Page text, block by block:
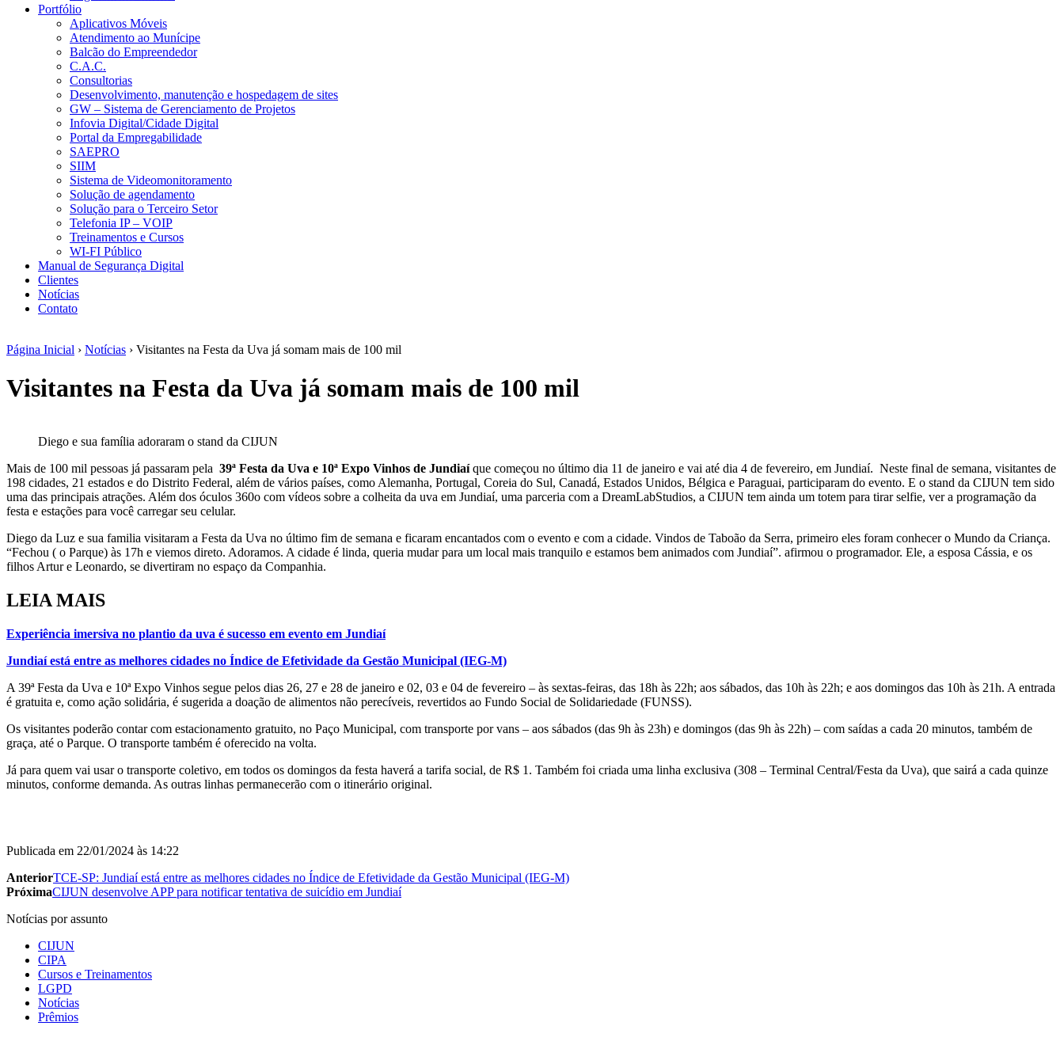
Portfólio
Aplicativos Móveis
Atendimento ao Munícipe
Balcão do Empreendedor
C.A.C.
Consultorias
Desenvolvimento, manutenção e hospedagem de sites
GW – Sistema de Gerenciamento de Projetos
Infovia Digital/Cidade Digital
Portal da Empregabilidade
SAEPRO
SIIM
Sistema de Videomonitoramento
Solução de agendamento
Solução para o Terceiro Setor
Telefonia IP – VOIP
Treinamentos e Cursos
WI-FI Público
Manual de Segurança Digital
Clientes
Notícias
Contato
Página Inicial › Notícias › Visitantes na Festa da Uva já somam mais de 100 mil
Visitantes na Festa da Uva já somam mais de 100 mil
Diego e sua família adoraram o stand da CIJUN
Mais de 100 mil pessoas já passaram pela 39ª Festa da Uva e 10ª Expo Vinhos de Jundiaíque começou no último dia 11 de janeiro e vai até dia 4 de fevereiro, em Jundiaí. Neste final de semana, visitantes de
198 cidades, 21 estados e do Distrito Federal, além de vários países, como Alemanha, Portugal, Coreia do Sul, Canadá, Estados Unidos, Bélgica e Paraguai, participaram do evento. E o stand da CIJUN tem sido
uma das principais atrações. Além dos óculos 360o com vídeos sobre a colheita da uva em Jundiaí, uma parceria com a DreamLabStudios, a CIJUN tem ainda um totem para tirar selfie, ver a programação da
festa e estações para você carregar seu celular.
Diego da Luz e sua familia visitaram a Festa da Uva no último fim de semana e ficaram encantados com o evento e com a cidade. Vindos de Taboão da Serra, primeiro eles foram conhecer o Mundo da Criança.
“Fechou ( o Parque) às 17h e viemos direto. Adoramos. A cidade é linda, queria mudar para um local mais tranquilo e estamos bem animados com Jundiaí”. afirmou o programador. Ele, a esposa Cássia, e os
filhos Artur e Leonardo, se divertiram no espaço da Companhia.
LEIA MAIS
Experiência imersiva no plantio da uva é sucesso em evento em Jundiaí
Jundiaí está entre as melhores cidades no Índice de Efetividade da Gestão Municipal (IEG-M)
A 39ª Festa da Uva e 10ª Expo Vinhos segue pelos dias 26, 27 e 28 de janeiro e 02, 03 e 04 de fevereiro – às sextas-feiras, das 18h às 22h; aos sábados, das 10h às 22h; e aos domingos das 10h às 21h. A entrada
é gratuita e, como ação solidária, é sugerida a doação de alimentos não perecíveis, revertidos ao Fundo Social de Solidariedade (FUNSS).
Os visitantes poderão contar com estacionamento gratuito, no Paço Municipal, com transporte por vans – aos sábados (das 9h às 23h) e domingos (das 9h às 22h) – com saídas a cada 20 minutos, também de
graça, até o Parque. O transporte também é oferecido na volta.
Já para quem vai usar o transporte coletivo, em todos os domingos da festa haverá a tarifa social, de R$ 1. Também foi criada uma linha exclusiva (308 – Terminal Central/Festa da Uva), que sairá a cada quinze
minutos, conforme demanda. As outras linhas permanecerão com o itinerário original.
Publicada em 22/01/2024 às 14:22
AnteriorTCE-SP: Jundiaí está entre as melhores cidades no Índice de Efetividade da Gestão Municipal (IEG-M)
PróximaCIJUN desenvolve APP para notificar tentativa de suicídio em Jundiaí
Notícias por assunto
CIJUN
CIPA
Cursos e Treinamentos
LGPD
Notícias
Prêmios